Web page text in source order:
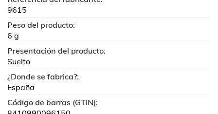
9615
Peso del producto:
6 g
Presentación del producto:
Suelto
¿Donde se fabrica?:
España
Código de barras (GTIN):